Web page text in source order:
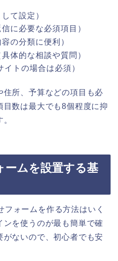
て設定）
に必要な必須項目）
の分類に便利）
体的な相談や質問）
トの場合は必須）
所、予算などの項目も必
数は最大でも8個程度に抑
ームを設置する基
ォームを作る方法はいく
を使うのが最も簡単で確
ないので、初心者でも安